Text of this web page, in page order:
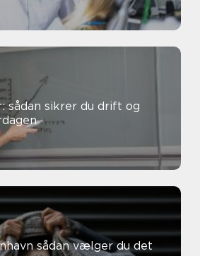
sådan sikrer du drift og
du det